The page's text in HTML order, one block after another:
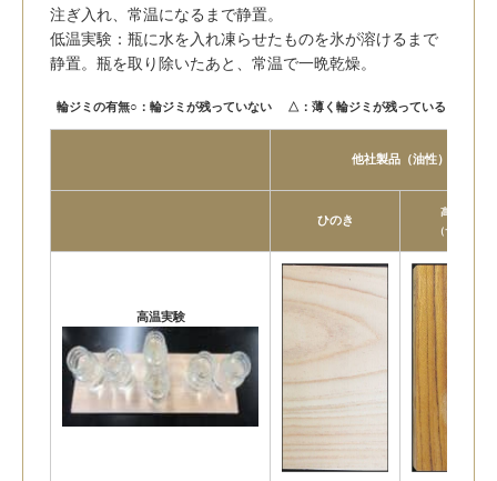
注ぎ入れ、常温になるまで静置。
低温実験：瓶に水を入れ凍らせたものを氷が溶けるまで
静置。瓶を取り除いたあと、常温で一晩乾燥。
輪ジミの有無○：輪ジミが残っていない △：薄く輪ジミが残っている ×：輪
他社製品（油性）
ひのき
高温処理材
（サーモ材）
高温実験